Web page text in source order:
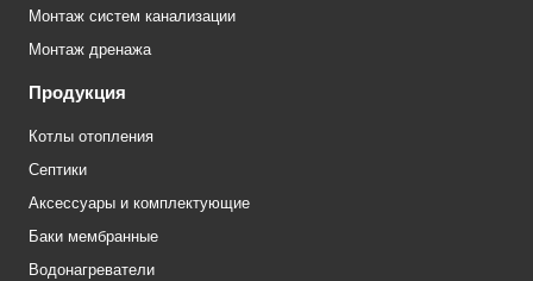
Монтаж систем канализации
Монтаж дренажа
Продукция
Котлы отопления
Септики
Аксессуары и комплектующие
Баки мембранные
Водонагреватели